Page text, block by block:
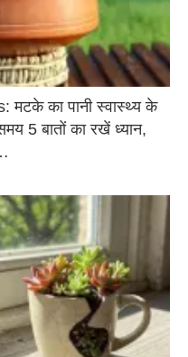
का पानी स्वास्थ्य के
5 बातों का रखें ध्यान,